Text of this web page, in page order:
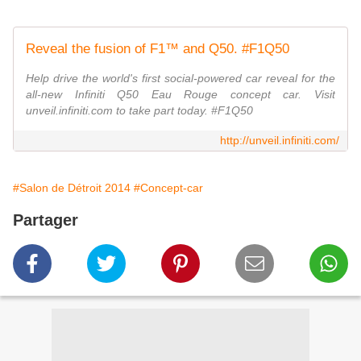
Reveal the fusion of F1™ and Q50. #F1Q50
Help drive the world's first social-powered car reveal for the
all-new Infiniti Q50 Eau Rouge concept car. Visit
unveil.infiniti.com to take part today. #F1Q50
http://unveil.infiniti.com/
#Salon de Détroit 2014 #Concept-car
Partager